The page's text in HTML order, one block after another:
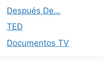
Después De…
TED
Documentos TV